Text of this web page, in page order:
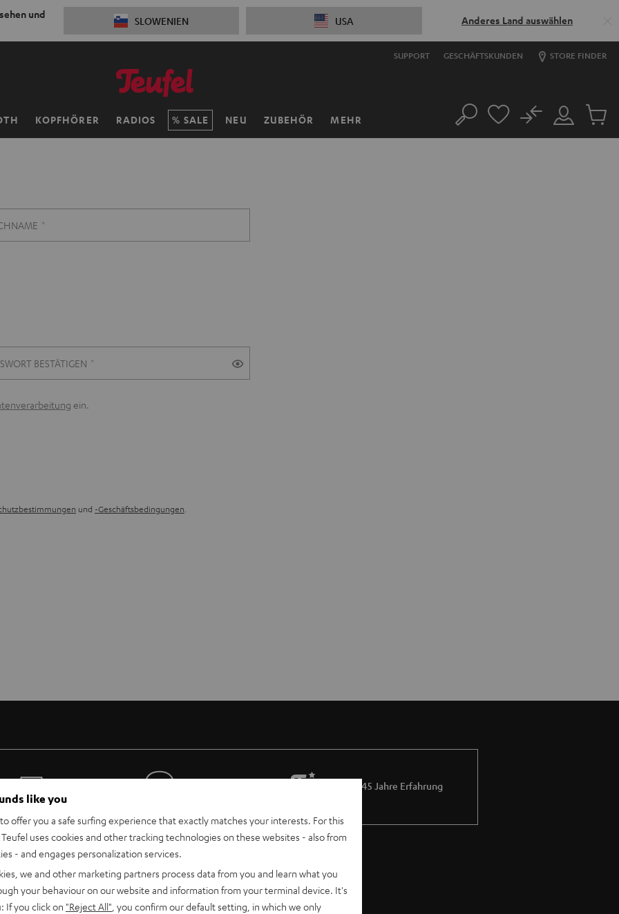
und
SLOWENIEN USA Anderes Land auswählen
SUPPORT GESCHÄFTSKUNDEN STORE FINDER
KOPFHÖRER RADIOS SALE NEU ZUBEHÖR MEHR Suche
Mein
Konto
No
Artikel
BESTÄTIGEN
ein.
und -Geschäftsbedingungen
Mehr als 45 Jahre Erfahrung
like you
offer you a safe surfing experience that exactly matches your interests. For this
uses cookies and other tracking technologies on these websites - also from
- and engages personalization services.
we and other marketing partners process data from you and learn what you
your behaviour on our website and information from your terminal device. It's
If you click on "Reject All" , you confirm our default setting, in which we only